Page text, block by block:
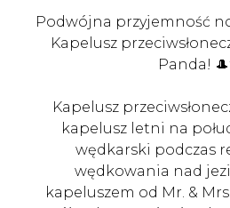
Podwójna przyjemność
Kapelusz
Panda!
Kapelusz
kapelusz letni na
wędkarski podczas
wędkowania nad
kapeluszem od Mr. &